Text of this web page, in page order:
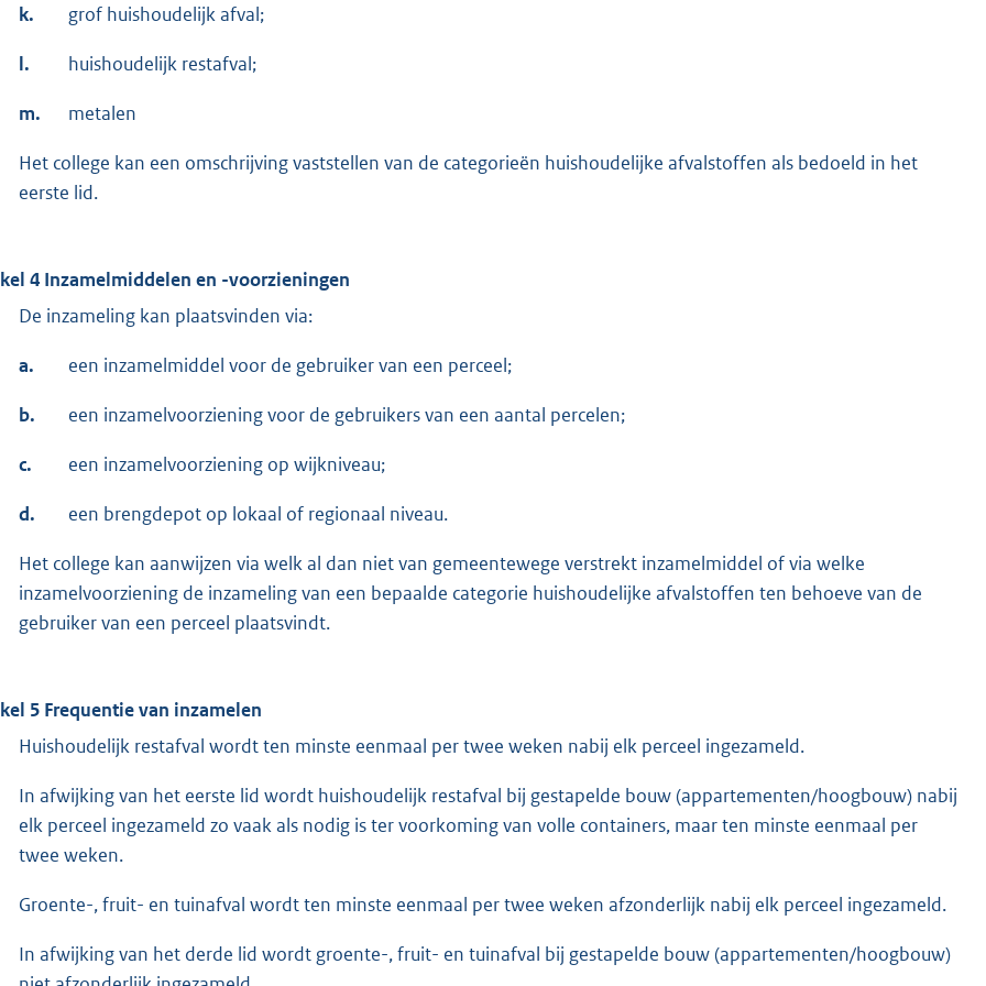
k. grof huishoudelijk afval;
l. huishoudelijk restafval;
m. metalen
Het college kan een omschrijving vaststellen van de categorieën huishoudelijke afvalstoffen als bedoeld in het
eerste lid.
4 Inzamelmiddelen en -voorzieningen
De inzameling kan plaatsvinden via:
a. een inzamelmiddel voor de gebruiker van een perceel;
b. een inzamelvoorziening voor de gebruikers van een aantal percelen;
c. een inzamelvoorziening op wijkniveau;
d. een brengdepot op lokaal of regionaal niveau.
Het college kan aanwijzen via welk al dan niet van gemeentewege verstrekt inzamelmiddel of via welke
inzamelvoorziening de inzameling van een bepaalde categorie huishoudelijke afvalstoffen ten behoeve van de
gebruiker van een perceel plaatsvindt.
5 Frequentie van inzamelen
Huishoudelijk restafval wordt ten minste eenmaal per twee weken nabij elk perceel ingezameld.
In afwijking van het eerste lid wordt huishoudelijk restafval bij gestapelde bouw (appartementen/hoogbouw) nabij
elk perceel ingezameld zo vaak als nodig is ter voorkoming van volle containers, maar ten minste eenmaal per
twee weken.
Groente-, fruit- en tuinafval wordt ten minste eenmaal per twee weken afzonderlijk nabij elk perceel ingezameld.
In afwijking van het derde lid wordt groente-, fruit- en tuinafval bij gestapelde bouw (appartementen/hoogbouw)